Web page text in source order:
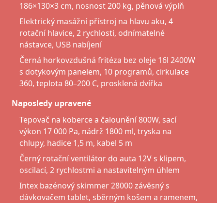
186×130×3 cm, nosnost 200 kg, pěnová výplň
Elektrický masážní přístroj na hlavu aku, 4
rotační hlavice, 2 rychlosti, odnímatelné
nástavce, USB nabíjení
Černá horkovzdušná fritéza bez oleje 16l 2400W
s dotykovým panelem, 10 programů, cirkulace
360, teplota 80–200 C, prosklená dvířka
Naposledy upravené
Tepovač na koberce a čalounění 800W, sací
výkon 17 000 Pa, nádrž 1800 ml, tryska na
chlupy, hadice 1,5 m, kabel 5 m
Černý rotační ventilátor do auta 12V s klipem,
oscilací, 2 rychlostmi a nastavitelným úhlem
Intex bazénový skimmer 28000 závěsný s
dávkovačem tablet, sběrným košem a ramenem,